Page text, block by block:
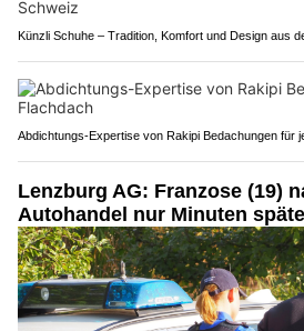
Künzli Schuhe – Tradition, Komfort und Design aus
Abdichtungs-Expertise von Rakipi Bedachungen für
Lenzburg AG: Franzose (19)
Autohandel nur Minuten